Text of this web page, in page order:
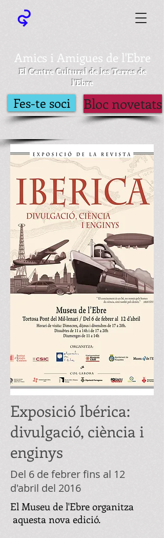
Amics i Amigues de l'Ebre
El Centre Cultural de les Terres de
l'Ebre
Fes-te soci Bloc novetats
Exposició Ibérica:
divulgació, ciència i
enginys
Del 6 de febrer fins al 12
d'abril del 2016
El Museu de l'Ebre organitza
aquesta nova edició.